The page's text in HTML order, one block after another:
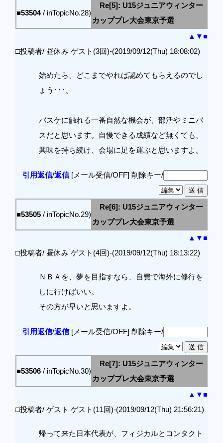
■53504/ inTopicNo.28)
Re[5]: U15ジュニアウィンター
カッププレ大会東京予選
▲ ▼■
□投稿者/ 昼休み ゲスト(3回)-(2019/09/12(Thu) 18:08:02)
始めたら、どこまでやれば認めてもらえるのでし
ょう･･･。
バスケに触れる一番自然な機会が、部活やミニバ
スだと思います。自慢できる成績など無くても、
興味を持ち続け、会場に足を運ぶと思いますよ。
引用返信/返信[メール受信/OFF] 削除キー/
■53505 / inTopicNo.29)
Re[6]: U15ジュニアウィンター
カッププレ大会東京予選
▲ ▼■
□投稿者/ 昼休み ゲスト(4回)-(2019/09/12(Thu) 18:13:22)
ＮＢＡを、夢を目指すなら、自費で海外に修行を
しに行けばいい。
その方が早いと思いますよ。
引用返信/返信[メール受信/OFF] 削除キー/
■53506 / inTopicNo.30)
Re[7]: U15ジュニアウィンター
カッププレ大会東京予選
▲ ▼■
□投稿者/ ゲスト ゲスト(11回)-(2019/09/12(Thu) 21:56:21)
帰って来た日本代表が、フィジカルとコンタクト